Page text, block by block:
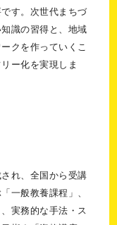
す。次世代まちづ
識の習得と、地域
クを作っていくこ
ー化を実現しま
れ、全国から受講
一般教養課程」、
実務的な手法・ス